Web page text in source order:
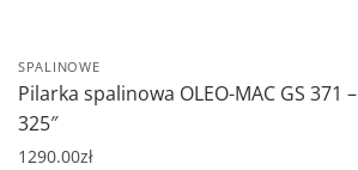
SPALINOWE
Pilarka spalinowa OLEO-MAC GS 371 –
325″
1290.00zł